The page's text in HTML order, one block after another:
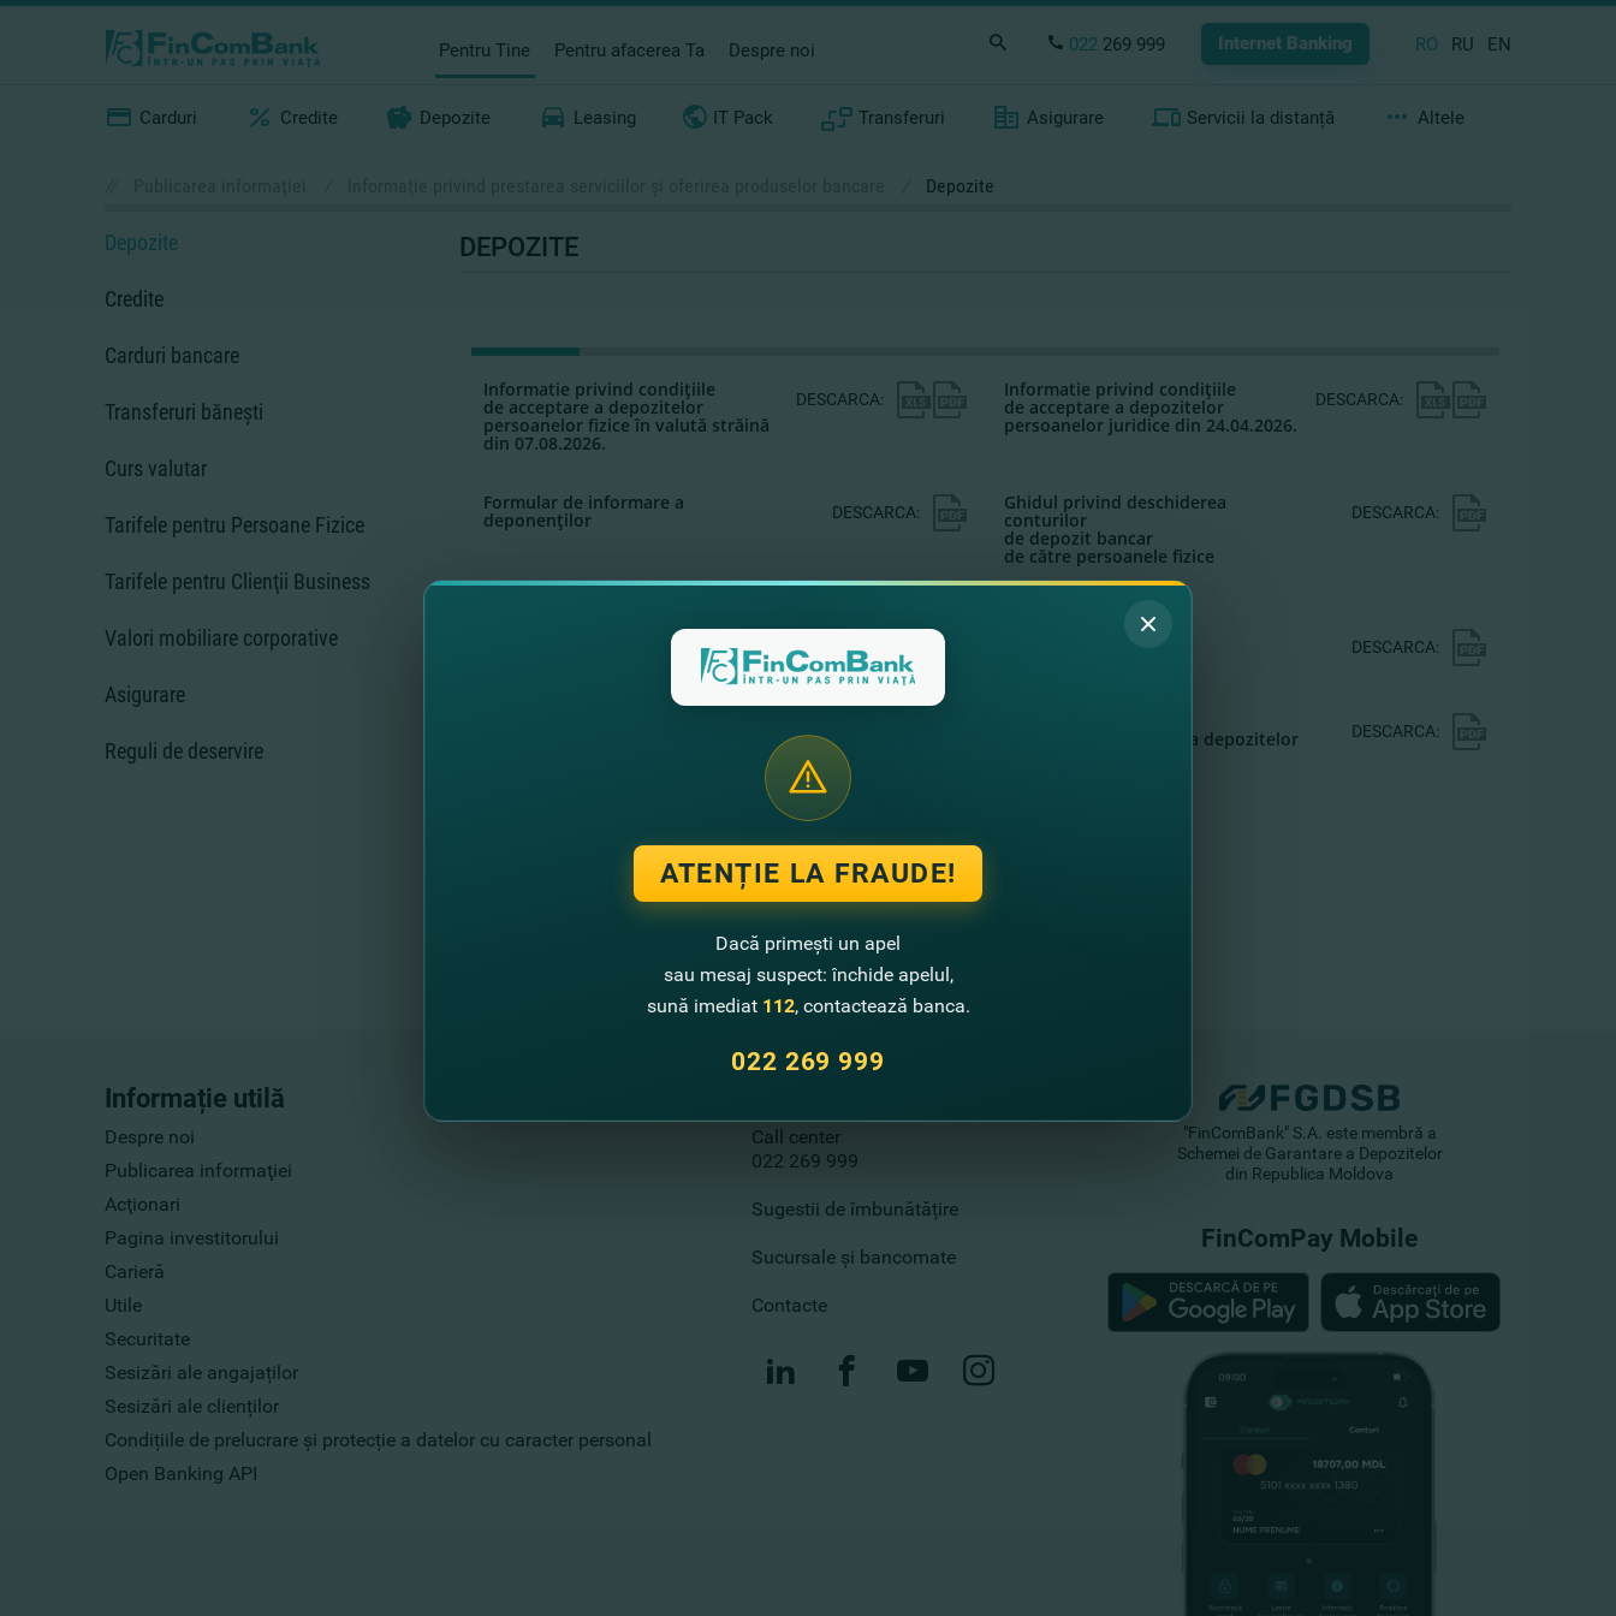
Pentru Tine Pentru afacerea Ta Despre noi 022 269 999 Internet Banking RO RU EN
Carduri Credite Depozite Leasing IT Pack Transferuri Asigurare Servicii la distanță Altele
Depozite
Depozite
Credite
Carduri bancare
Transferuri băneşti
Curs valutar
Tarifele pentru Persoane Fizice
Tarifele pentru Clienţii Business
Valori mobiliare corporative
Asigurare
Reguli de deservire
DEPOZITE
Informatie privind condiţiile
de acceptare a depozitelor
persoanelor fizice în valută străină
din 07.08.2026.
DESCARCA: Informatie privind condiţiile
de acceptare a depozitelor
persoanelor juridice din 24.04.2026.
DESCARCA:
Formular de informare a
deponenţilor DESCARCA: Ghidul privind deschiderea
conturilor
de depozit bancar
de către persoanele fizice
DESCARCA:
DESCARCA: Calculator depozite DESCARCA:
DESCARCA: sistemul de garantare a depozitelor DESCARCA:
Informație utilă
Despre noi
Publicarea informaţiei
Acţionari
Pagina investitorului
Carieră
Utile
Securitate
Sesizări ale angajaților
Sesizări ale clienților
Condițiile de prelucrare și protecție a datelor cu caracter personal
Open Banking API
Call center
022 269 999
Sugestii de îmbunătățire
Sucursale și bancomate
Contacte
"FinComBank" S.A. este membră a
Schemei de Garantare a Depozitelor
din Republica Moldova
FinComPay Mobile
ATENȚIE LA FRAUDE!
Dacă primești un apel
sau mesaj suspect: închide apelul,
sună imediat 112, contactează banca.
022 269 999